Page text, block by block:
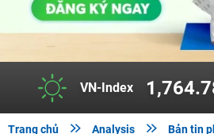
VN-Index
Trang chủ  Analysis  Bản tin